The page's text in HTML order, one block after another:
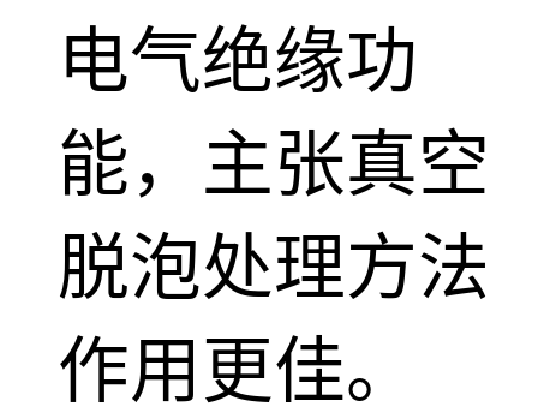
电气绝缘功
能，主张真空
脱泡处理方法
作用更佳。